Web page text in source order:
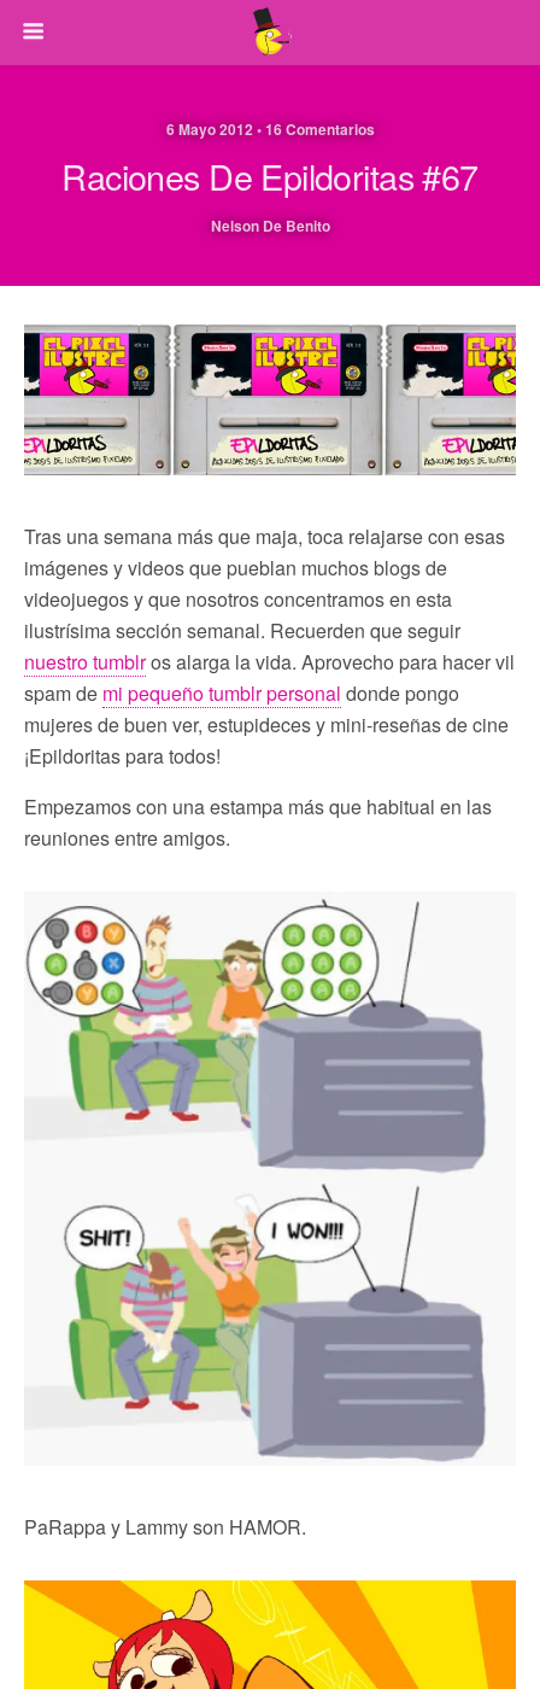
6 Mayo 2012 • 16 Comentarios
Raciones De Epildoritas #67
Nelson De Benito
Tras una semana más que maja, toca relajarse con esas
imágenes y videos que pueblan muchos blogs de
videojuegos y que nosotros concentramos en esta
ilustrísima sección semanal. Recuerden que seguir
nuestro tumblros alarga la vida. Aprovecho para hacer vil
spam de mi pequeño tumblr personal donde pongo
mujeres de buen ver, estupideces y mini-reseñas de cine
¡Epildoritas para todos!
Empezamos con una estampa más que habitual en las
reuniones entre amigos.
PaRappa y Lammy son HAMOR.